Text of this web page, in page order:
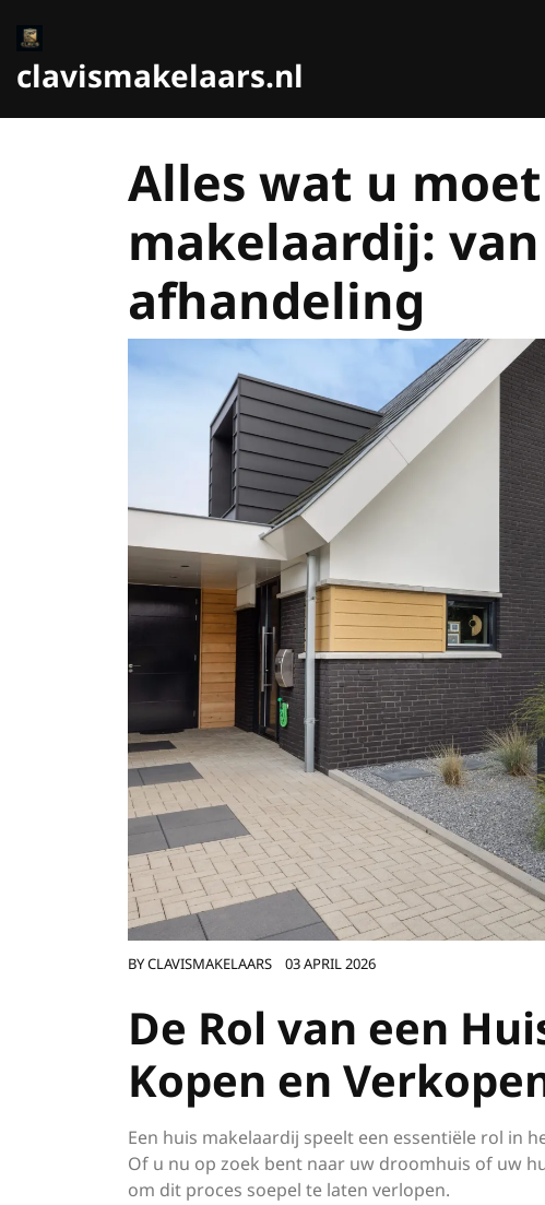
naar
inhoud
clavismakelaars.nl
Alles wat u
makelaardij:
afhandeling
BYCLAVISMAKELAARS 03 APRIL 2026
De Rol van een
Kopen en
Een huis makelaardij speelt een essentiële rol in
Of u nu op zoek bent naar uw droomhuis of uw
om dit proces soepel te laten verlopen.